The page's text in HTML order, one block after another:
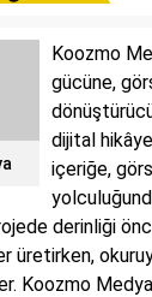
Koozmo
gücüne,
dijital hikâye
içeriğe,
derinliği
üretirken,
Koozmo